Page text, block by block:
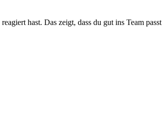
hast. Das zeigt, dass du gut ins Team passt